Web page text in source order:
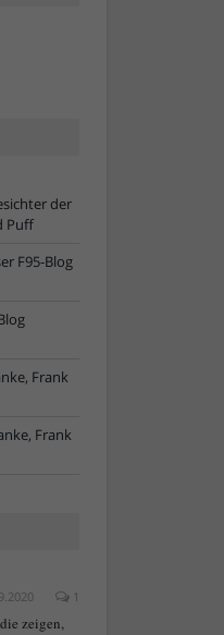
der
Puff
F95-Blog
Frank
Frank
1
zeigen,